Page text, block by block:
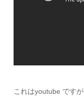
これはyoutube ですが